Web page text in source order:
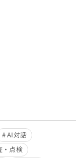
AI対話
・点検